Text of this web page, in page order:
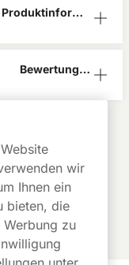
Produktinform
Bewertunge
Nikotin, eine
wir
Ihnen ein
bieten, die
zu